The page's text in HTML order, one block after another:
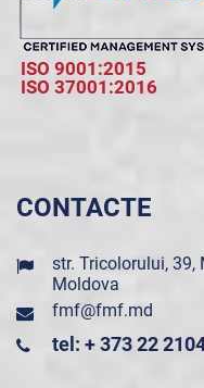
ISO 9001:2015
ISO 37001:2016
CONTACTE
str. Tricolorului, 39,
Moldova
fmf@fmf.md
tel: + 373 22